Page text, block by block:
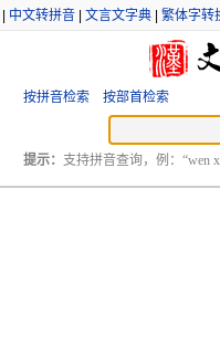
中文转拼音 文言文字典 繁体字转
按拼音检索 按部首检索
提示： 支持拼音查询，例：“wen